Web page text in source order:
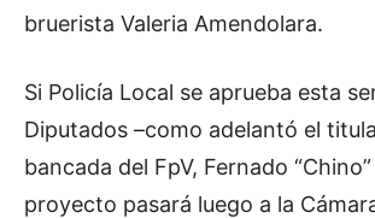
bruerista Valeria Amendolara.
Si Policía Local se aprueba esta
Diputados –como adelantó el
bancada del FpV, Fernado
proyecto pasará luego a la